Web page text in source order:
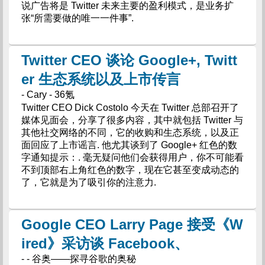
说广告将是 Twitter 未来主要的盈利模式，是业务扩
张“所需要做的唯一一件事”.
Twitter CEO 谈论 Google+, Twitt
er 生态系统以及上市传言
- Cary - 36氪
Twitter CEO Dick Costolo 今天在 Twitter 总部召开了
媒体见面会，分享了很多内容，其中就包括 Twitter 与
其他社交网络的不同，它的收购和生态系统，以及正
面回应了上市谣言. 他尤其谈到了 Google+ 红色的数
字通知提示：. 毫无疑问他们会获得用户，你不可能看
不到顶部右上角红色的数字，现在它甚至变成动态的
了，它就是为了吸引你的注意力.
Google CEO Larry Page 接受《W
ired》采访谈 Facebook、
- - 谷奥——探寻谷歌的奥秘